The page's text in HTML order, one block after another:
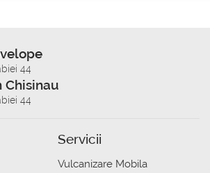
44
Chisinau
44
Servicii
Vulcanizare Mobila